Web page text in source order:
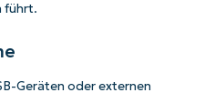
führt.
Geräten oder externen